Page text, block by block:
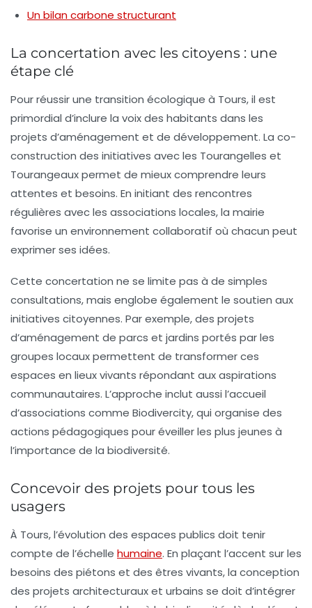
Un bilan carbone structurant
La concertation avec les citoyens : une
étape clé
Pour réussir une transition écologique à Tours, il est
primordial d’inclure la voix des habitants dans les
projets d’aménagement et de développement. La co-
construction des initiatives avec les Tourangelles et
Tourangeaux permet de mieux comprendre leurs
attentes et besoins. En initiant des rencontres
régulières avec les associations locales, la mairie
favorise un environnement collaboratif où chacun peut
exprimer ses idées.
Cette concertation ne se limite pas à de simples
consultations, mais englobe également le soutien aux
initiatives citoyennes. Par exemple, des projets
d’aménagement de parcs et jardins portés par les
groupes locaux permettent de transformer ces
espaces en lieux vivants répondant aux aspirations
communautaires. L’approche inclut aussi l’accueil
d’associations comme Biodivercity, qui organise des
actions pédagogiques pour éveiller les plus jeunes à
l’importance de la biodiversité.
Concevoir des projets pour tous les
usagers
À Tours, l’évolution des espaces publics doit tenir
compte de l’échelle humaine. En plaçant l’accent sur les
besoins des piétons et des êtres vivants, la conception
des projets architecturaux et urbains se doit d’intégrer